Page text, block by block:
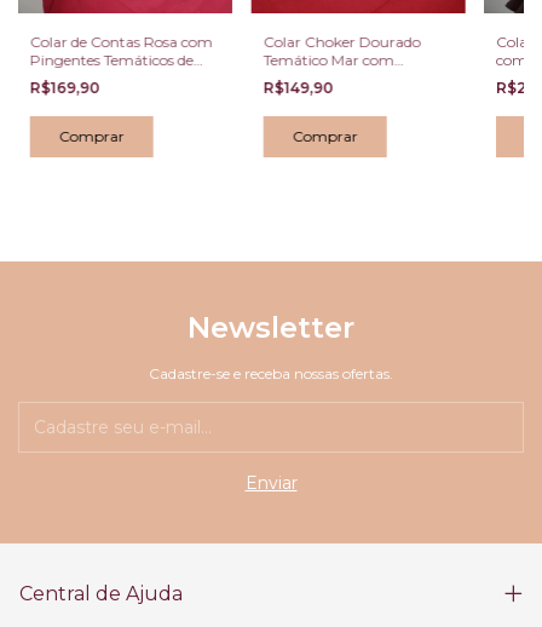
Colar de Contas Rosa com
Pingentes Temáticos de
Verão e Sol
R$169,90
Colar Choker Dourado
Temático Mar com
Charms Coloridos
R$149,90
Colar
com
Newsletter
Cadastre-se e receba nossas ofertas.
Central de Ajuda